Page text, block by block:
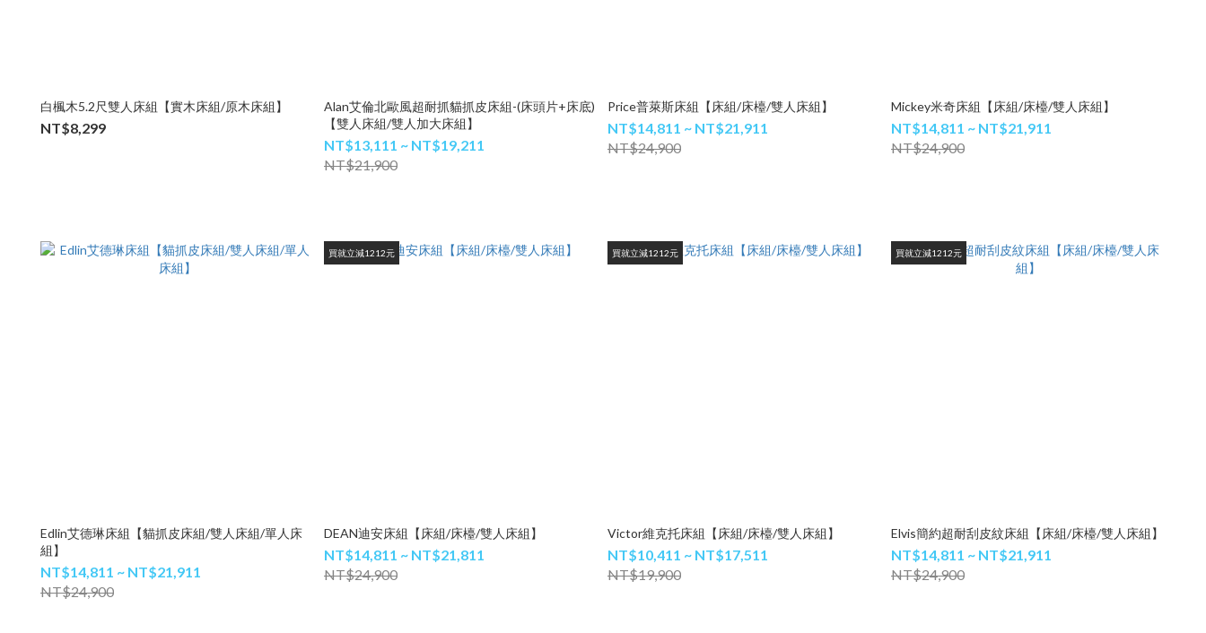
白楓木5.2尺雙人床組【實木床組/原木床組】
NT$8,299
Alan艾倫北歐風超耐抓貓抓皮床組-(床頭片+床底)
【雙人床組/雙人加大床組】
NT$13,111 ~ NT$19,211
NT$21,900
Price普萊斯床組【床組/床檯/雙人床組】
NT$14,811 ~ NT$21,911
NT$24,900
Mickey米奇床組【床組/床檯/雙人床組】
NT$14,811 ~ NT$21,911
NT$24,900
Edlin艾德琳床組【貓抓皮床組/雙人床組/單人床
組】
NT$14,811 ~ NT$21,911
NT$24,900
買就立減1212元
DEAN迪安床組【床組/床檯/雙人床組】
NT$14,811 ~ NT$21,811
NT$24,900
買就立減1212元
Victor維克托床組【床組/床檯/雙人床組】
NT$10,411 ~ NT$17,511
NT$19,900
買就立減1212元
Elvis簡約超耐刮皮紋床組【床組/床檯/雙人床組】
NT$14,811 ~ NT$21,911
NT$24,900